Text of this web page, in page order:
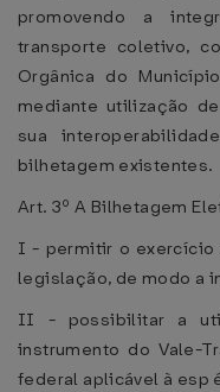
promovendo a
transporte coletivo,
Orgânica do
mediante utilização
sua
bilhetagem existentes.
Art. 3º A Bilhetagem
I - permitir o exercício
legislação, de modo a
II - possibilitar a
instrumento do Vale-
federal aplicável à esp